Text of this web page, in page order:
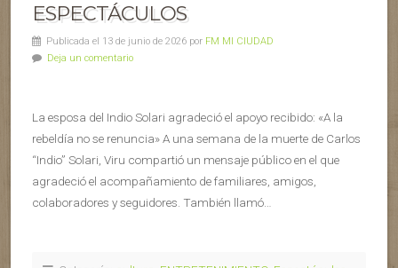
ESPECTÁCULOS
Publicada el 13 de junio de 2026 por FM MI CIUDAD
Deja un comentario
La esposa del Indio Solari agradeció el apoyo recibido: «A la
rebeldía no se renuncia» A una semana de la muerte de Carlos
“Indio” Solari, Viru compartió un mensaje público en el que
agradeció el acompañamiento de familiares, amigos,
colaboradores y seguidores. También llamó…